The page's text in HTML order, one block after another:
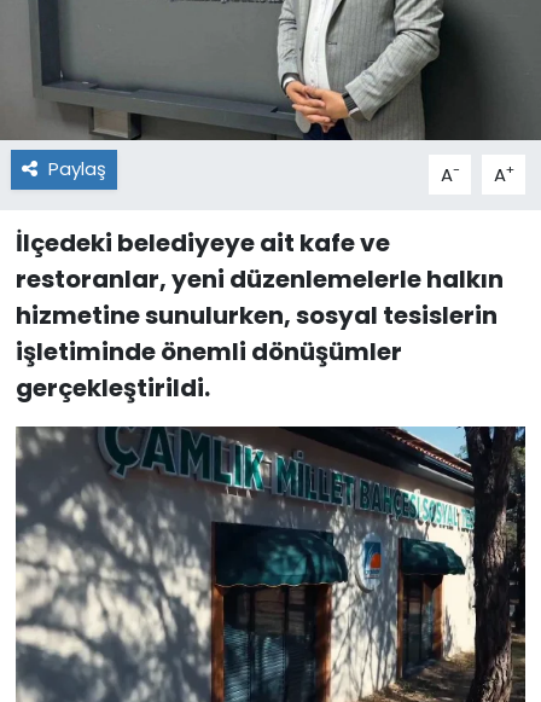
Paylaş A- A+
İlçedeki belediyeye ait kafe ve
restoranlar, yeni düzenlemelerle halkın
hizmetine sunulurken, sosyal tesislerin
işletiminde önemli dönüşümler
gerçekleştirildi.